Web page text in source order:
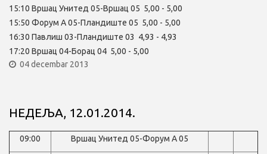
15:10 Вршац Унитед 05-Вршац 05 5,00 - 5,00
15:50 Форум А 05-Пландиште 05 5,00 - 5,00
16:30 Павлиш 03-Пландиште 03 4,93 - 4,93
17:20 Вршац 04-Борац 04 5,00 - 5,00
04 decembar 2013
НЕДЕЉА, 12.01.2014.
09:00 Вршац Унитед 05-Форум А 05